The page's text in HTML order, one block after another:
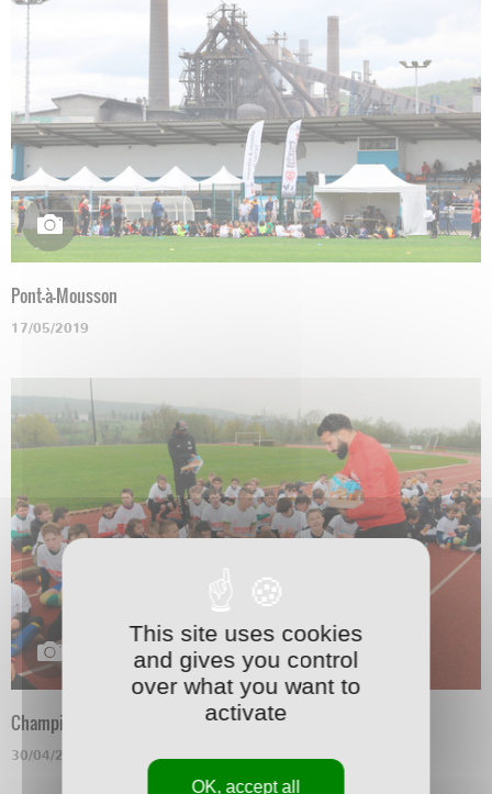
Pont-à-Mousson
17/05/2019
Champigneulles
30/04/2019
This site uses cookies
and gives you control
over what you want to
activate
OK, accept all